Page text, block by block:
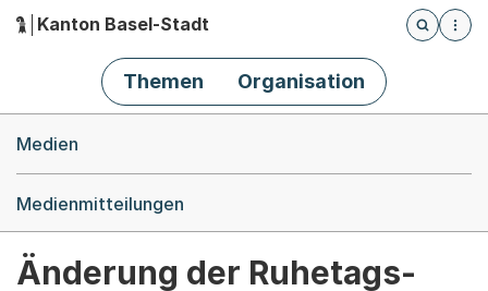
Hauptnavigation
Kanton Basel-Stadt
Öffnet
Themen Organisation
Medien
Medienmitteilungen
Änderung der Ruhetags-